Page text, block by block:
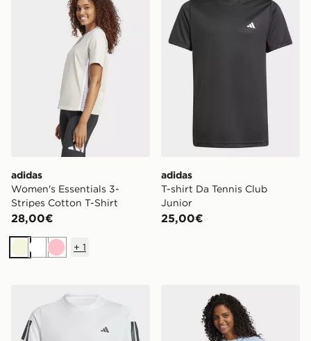
adidas
Women's Essentials 3-
Stripes Cotton T-Shirt
28,00€
BeigeBianco
Rosa
+ 1
adidas
T-shirt Da Tennis Club
Junior
25,00€
adidas T-shirt Da Tennis Club 3-stripes Junior
adidas T-shirt Essentials